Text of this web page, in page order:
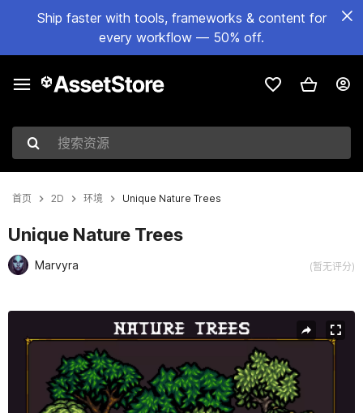
Ship faster with tools, frameworks & content for
every workflow — 50% off.
搜索资源
首页 2D 环境 Unique Nature Trees
Unique Nature Trees
Marvyra (暂无评分)